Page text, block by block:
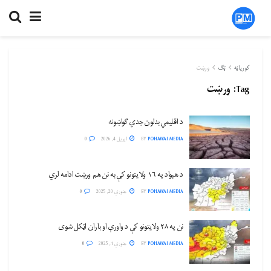
کورپاڼه ټګ ورښت
Tag: ورښت
د اقلیمي بدلون جدي ګواښونه
BYPOHAWAI MEDIA اپریل 4, 2026
د هېواد په ۱۶ ولایتونو کې به نن هم ورښت ادامه لري
BYPOHAWAI MEDIA جنوري 20, 2025
نن په ۲۸ ولایتونو کې د واورې او باران اټکل شوی
BYPOHAWAI MEDIA جنوري 1, 2025